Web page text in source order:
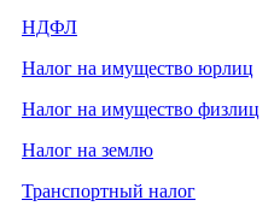
НДФЛ
Налог на имущество юрлиц
Налог на имущество физлиц
Налог на землю
Транспортный налог